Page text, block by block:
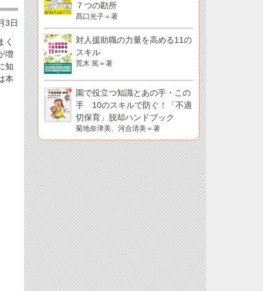
3日
く
増
知
本
７つの勘所
髙口光子＝著
対人援助職の力量を高める11の
スキル
荒木 篤＝著
園で役立つ知識とあの手・この
手 10のスキルで防ぐ！「不適
切保育」脱却ハンドブック
菊地奈津美、河合清美＝著